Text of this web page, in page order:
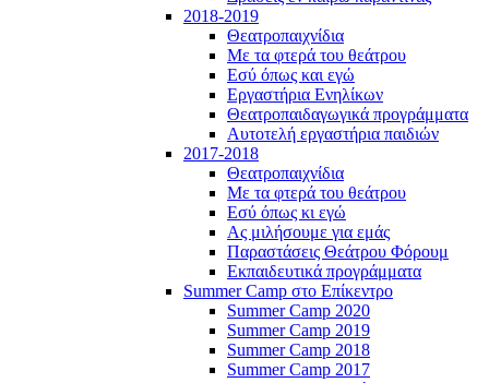
2018-2019
Θεατροπαιχνίδια
Με τα φτερά του θεάτρου
Εσύ όπως και εγώ
Εργαστήρια Ενηλίκων
Θεατροπαιδαγωγικά προγράμματα
Αυτοτελή εργαστήρια παιδιών
2017-2018
Θεατροπαιχνίδια
Με τα φτερά του θεάτρου
Εσύ όπως κι εγώ
Ας μιλήσουμε για εμάς
Παραστάσεις Θεάτρου Φόρουμ
Εκπαιδευτικά προγράμματα
Summer Camp στο Επίκεντρο
Summer Camp 2020
Summer Camp 2019
Summer Camp 2018
Summer Camp 2017